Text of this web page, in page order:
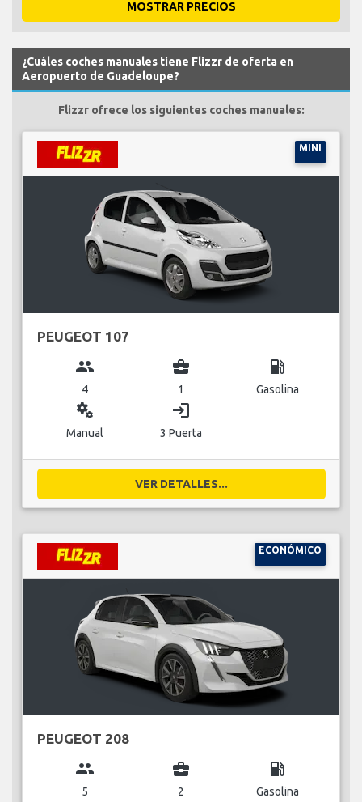
MOSTRAR PRECIOS
¿Cuáles coches manuales tiene Flizzr de oferta en
Aeropuerto de Guadeloupe?
Flizzr ofrece los siguientes coches manuales:
MINI
PEUGEOT 107
group
4
business_center
1
local_gas_station
Gasolina
miscellaneous_services
Manual
login
3 Puerta
VER DETALLES...
ECONÓMICO
PEUGEOT 208
group
5
business_center
2
local_gas_station
Gasolina